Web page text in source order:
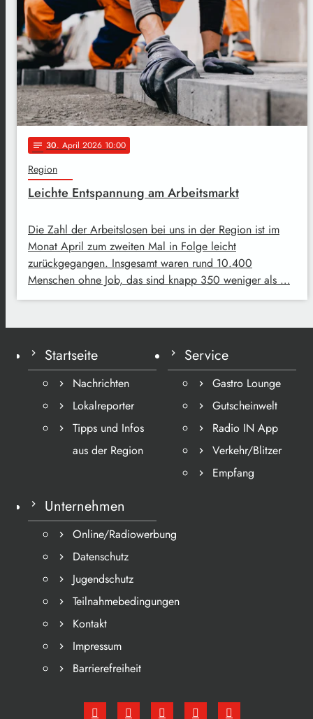
notes 30. April 2026 10:00
Region
Leichte Entspannung am Arbeitsmarkt
Die Zahl der Arbeitslosen bei uns in der Region ist im
Monat April zum zweiten Mal in Folge leicht
zurückgegangen. Insgesamt waren rund 10.400
Menschen ohne Job, das sind knapp 350 weniger als …
Startseite
Nachrichten
Lokalreporter
Tipps und Infos
aus der Region
Service
Gastro Lounge
Gutscheinwelt
Radio IN App
Verkehr/Blitzer
Empfang
Unternehmen
Online/Radiowerbung
Datenschutz
Jugendschutz
Teilnahmebedingungen
Kontakt
Impressum
Barrierefreiheit